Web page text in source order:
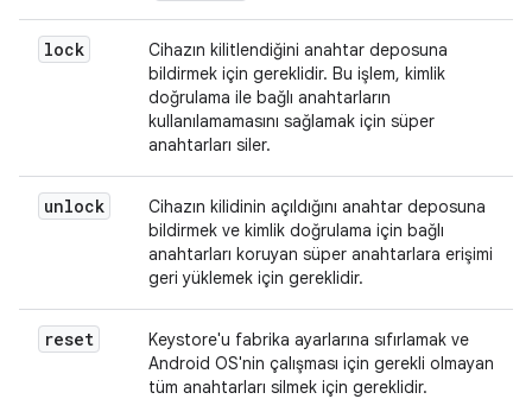
lock
Cihazın kilitlendiğini anahtar deposuna
bildirmek için gereklidir. Bu işlem, kimlik
doğrulama ile bağlı anahtarların
kullanılamamasını sağlamak için süper
anahtarları siler.
unlock
Cihazın kilidinin açıldığını anahtar deposuna
bildirmek ve kimlik doğrulama için bağlı
anahtarları koruyan süper anahtarlara erişimi
geri yüklemek için gereklidir.
reset
Keystore'u fabrika ayarlarına sıfırlamak ve
Android OS'nin çalışması için gerekli olmayan
tüm anahtarları silmek için gereklidir.